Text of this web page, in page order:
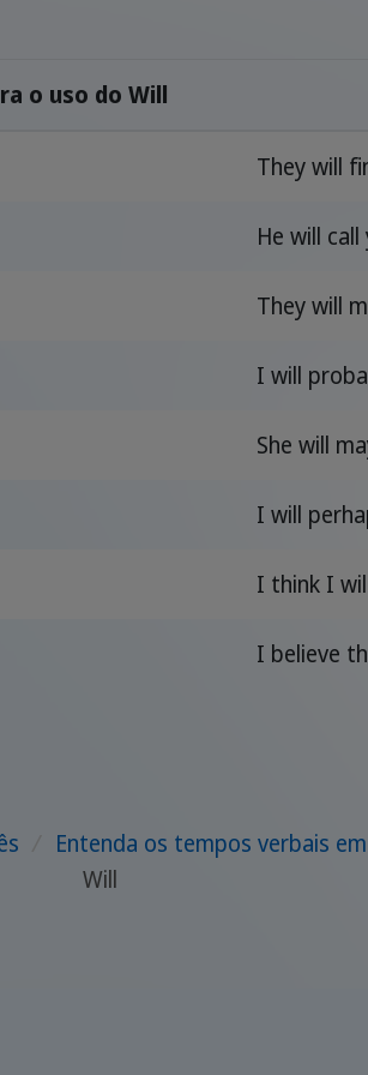
o uso do Will
They will
He will
They will
I will
She will
I will
I think I
I believe
Entenda os tempos verbais
Will